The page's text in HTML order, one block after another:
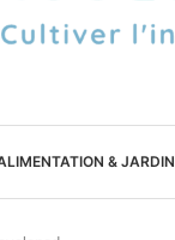
& JARDIN